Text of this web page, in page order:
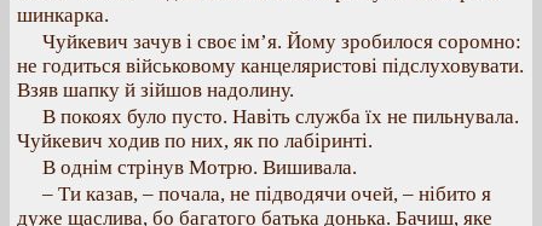
шинкарка.
Чуйкевич зачув і своє ім’я. Йому зробилося соромно:
не годиться військовому канцеляристові підслуховувати.
Взяв шапку й зійшов надолину.
В покоях було пусто. Навіть служба їх не пильнувала.
Чуйкевич ходив по них, як по лабіринті.
В однім стрінув Мотрю. Вишивала.
– Ти казав, – почала, не підводячи очей, – нібито я
дуже щаслива, бо багатого батька донька. Бачиш, яке